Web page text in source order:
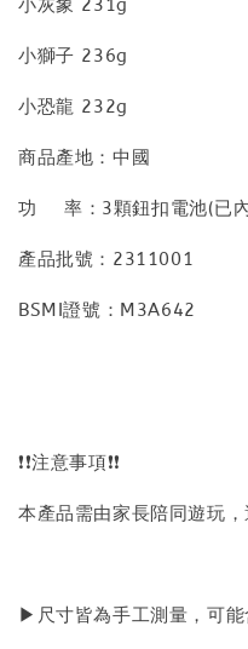
小灰象 231g
小獅子 236g
小恐龍 232g
商品產地：中國
功 率：3顆鈕扣電池(已
產品批號：2311001
BSMI證號：M3A642
❗❗注意事項❗❗
本產品需由家長陪同遊玩，
▶尺寸皆為手工測量，可能